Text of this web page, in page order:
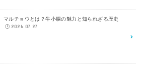
マルチョウとは？牛小腸の魅力と知られざる歴史
2026.07.27